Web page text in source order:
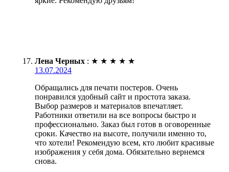
Лена Черных : ★ ★ ★ ★ ★
13.07.2024
Обращались для печати постеров. Очень
понравился удобный сайт и простота заказа.
Выбор размеров и материалов впечатляет.
Работники ответили на все вопросы быстро и
профессионально. Заказ был готов в оговоренные
сроки. Качество на высоте, получили именно то,
что хотели! Рекомендую всем, кто любит красивые
изображения у себя дома. Обязательно вернемся
снова.